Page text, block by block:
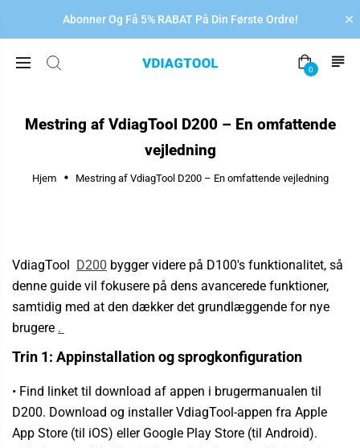
Abonner Og Få 5% RABAT På Din Første Ordre!
0
Mestring af VdiagTool D200 – En omfattende
vejledning
Hjem Mestring af VdiagTool D200 – En omfattende vejledning
VdiagTool D200 bygger videre på D100's funktionalitet, så
denne guide vil fokusere på dens avancerede funktioner,
samtidig med at den dækker det grundlæggende for nye
brugere .
Trin 1: Appinstallation og sprogkonfiguration
• Find linket til download af appen i brugermanualen til
D200. Download og installer VdiagTool-appen fra Apple
App Store (til iOS) eller Google Play Store (til Android).